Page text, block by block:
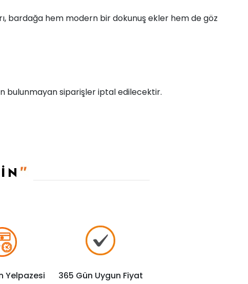
bardağa hem modern bir dokunuş ekler hem de göz
bulunmayan siparişler iptal edilecektir.
Yelpazesi 365 Gün Uygun Fiyat